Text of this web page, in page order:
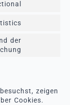
der
zeigen
Cookies.